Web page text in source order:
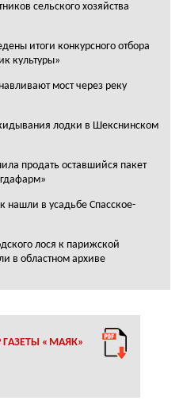
сельского хозяйства
итоги конкурсного отбора
культуры»
мост через реку
лодки в Шекснинском
продать оставшийся пакет
нашли в усадьбе Спасское-
лося к парижской
в областном архиве
«МАЯК»